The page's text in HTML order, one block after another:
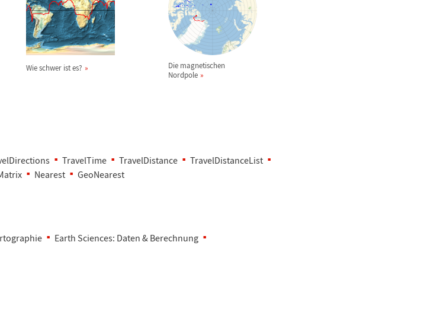
Wie schwer ist es?
Die magnetischen
Nordpole
TravelTime TravelDistance
TravelDistanceList
Nearest GeoNearest
Earth Sciences: Daten & Berechnung